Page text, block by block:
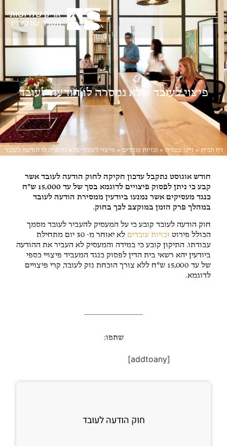
פיצוי לעובד שלא נמסרה לו הודעה לעובד
דף הבית »דיני עבודה»זכויות עובדים » פיצוי לעובד שלא נמסרה לו הודעה לעובד
חודש אוגוסט נתקבל עדכון חקיקה לחוק הודעה לעובד אשר
קבע כי ניתן לפסוק פיצויים לדוגמא בסך של עד 15,000 ש"ח
כנגד מעסיקים אשר נמנעו ביודעין ממסירת הודעה לעובד
במהלך פרק הזמן במוקצב לכך בחוק.
חוק הודעה לעובד קובע כי על המעסיק להעביר לעובד מסמך
הכולל פירוט זכויות עובדים
לא יאוחר מ- 30 יום מתחילת
עבודתו. התיקון קובע כי במידה והמעסיק לא העביר את ההודעה
ביודעין יהא רשאי בית הדין לפסוק כנגד המעביד פיצויי כספי
של עד 15,000 ש"ח ללא צורך הוכחת נזק לעובד, קרי פיצויים
לדוגמא.
שתפו:
[addtoany]
חוק הודעה לעובד